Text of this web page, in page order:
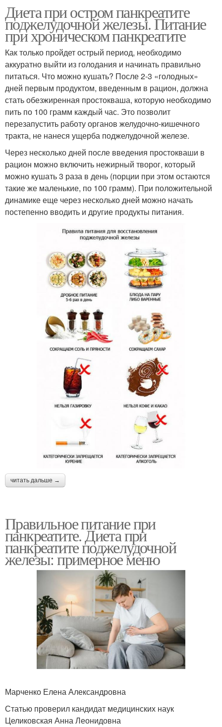
Диета при остром панкреатите
поджелудочной железы. Питание
при хроническом панкреатите
Как только пройдет острый период, необходимо
аккуратно выйти из голодания и начинать правильно
питаться. Что можно кушать? После 2-3 «голодных»
дней первым продуктом, введенным в рацион, должна
стать обезжиренная простокваша, которую необходимо
пить по 100 грамм каждый час. Это позволит
перезапустить работу органов желудочно-кишечного
тракта, не нанеся ущерба поджелудочной железе.
Через несколько дней после введения простокваши в
рацион можно включить нежирный творог, который
можно кушать 3 раза в день (порции при этом остаются
такие же маленькие, по 100 грамм). При положительной
динамике еще через несколько дней можно начать
постепенно вводить и другие продукты питания.
читать дальше →
Правильное питание при
панкреатите. Диета при
панкреатите поджелудочной
железы: примерное меню
Марченко Елена Александровна
Статью проверил кандидат медицинских наук
Целиковская Анна Леонидовна